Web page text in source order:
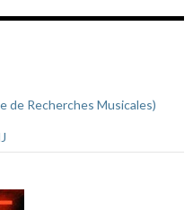
de Recherches Musicales)